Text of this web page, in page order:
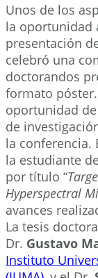
Unos de los
la oportunidad
presentación
celebró una
doctorandos
formato
oportunidad
de
la conferencia.
la estudiante
por título “
Hyperspectral
avances
La tesis
Dr. Gustavo
Instituto